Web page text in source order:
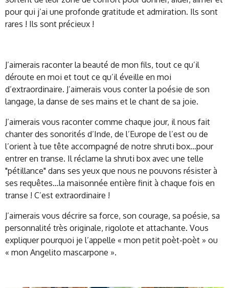
pour qui j’ai une profonde gratitude et admiration. Ils sont
rares ! Ils sont précieux !
J’aimerais raconter la beauté de mon fils, tout ce qu’il
déroute en moi et tout ce qu’il éveille en moi
d’extraordinaire. J’aimerais vous conter la poésie de son
langage, la danse de ses mains et le chant de sa joie.
J’aimerais vous raconter comme chaque jour, il nous fait
chanter des sonorités d’Inde, de l’Europe de l’est ou de
l’orient à tue tête accompagné de notre shruti box…pour
entrer en transe. Il réclame la shruti box avec une telle
"pétillance" dans ses yeux que nous ne pouvons résister à
ses requêtes…la maisonnée entière finit à chaque fois en
transe ! C’est extraordinaire !
J’aimerais vous décrire sa force, son courage, sa poésie, sa
personnalité très originale, rigolote et attachante. Vous
expliquer pourquoi je l’appelle « mon petit poèt-poèt » ou
« mon Angelito mascarpone ».